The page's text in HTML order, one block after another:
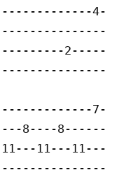
2-----
8----
11---11---